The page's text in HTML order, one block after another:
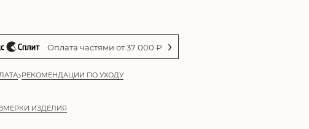
Оплата частями от37 000 ₽
РЕКОМЕНДАЦИИ ПО УХОДУ
МЕРКИ ИЗДЕЛИЯ